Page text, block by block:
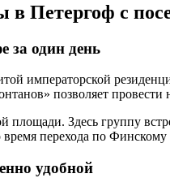
в Петергоф с
за один день
императорской
позволяет
площади. Здесь группу
время перехода по
удобной